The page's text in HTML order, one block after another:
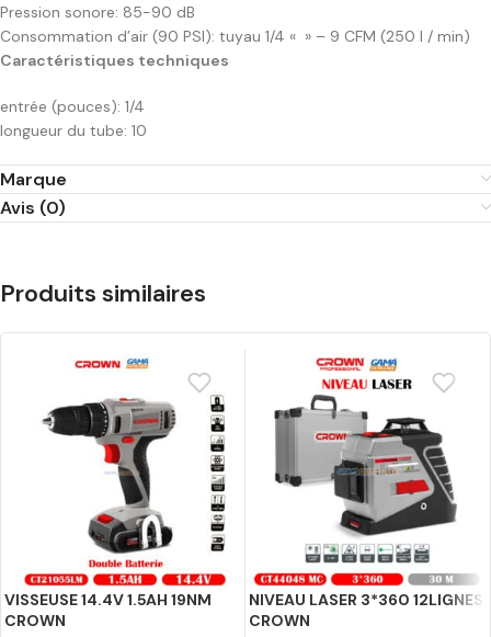
Pression sonore: 85-90 dB
Consommation d’air (90 PSI): tuyau 1/4 « » – 9 CFM (250 I / min)
Caractéristiques techniques
entrée (pouces): 1/4
longueur du tube: 10
Marque
Avis (0)
Produits similaires
VISSEUSE 14.4V 1.5AH 19NM
CROWN
NIVEAU LASER 3*360 12LIGNES
CROWN